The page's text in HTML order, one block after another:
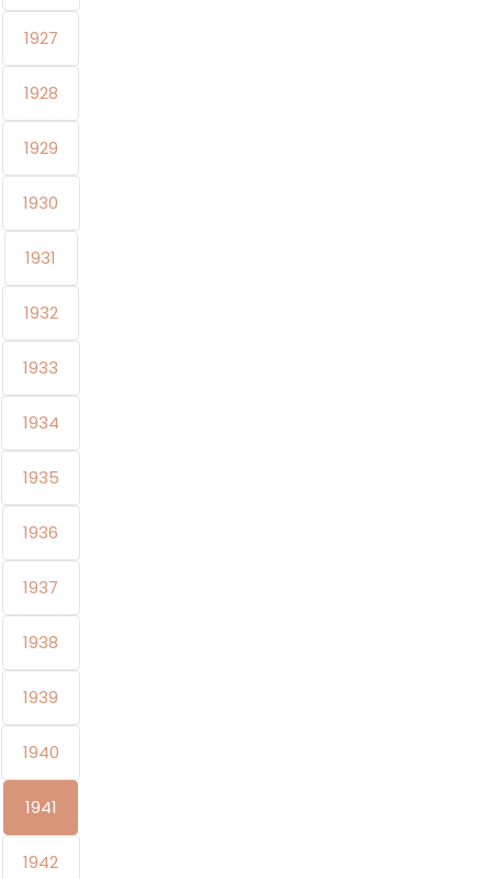
1927
1928
1929
1930
1931
1932
1933
1934
1935
1936
1937
1938
1939
1940
1941
1942